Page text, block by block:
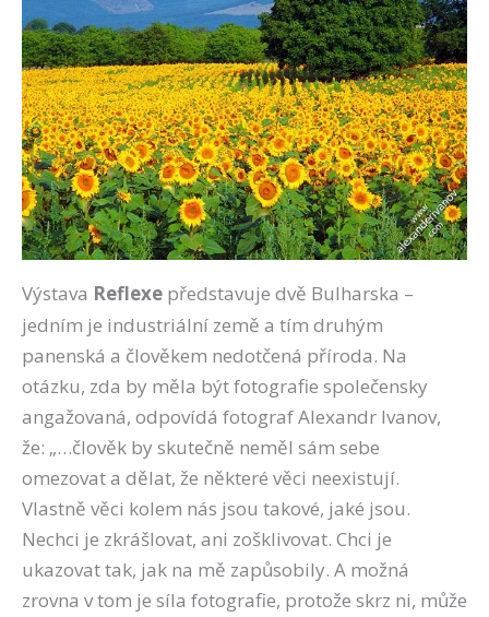
Výstava Reflexe představuje dvě Bulharska –
jedním je industriální země a tím druhým
panenská a člověkem nedotčená příroda. Na
otázku, zda by měla být fotografie společensky
angažovaná, odpovídá fotograf Alexandr Ivanov,
že: „…člověk by skutečně neměl sám sebe
omezovat a dělat, že některé věci neexistují.
Vlastně věci kolem nás jsou takové, jaké jsou.
Nechci je zkrášlovat, ani zošklivovat. Chci je
ukazovat tak, jak na mě zapůsobily. A možná
zrovna v tom je síla fotografie, protože skrz ni, může